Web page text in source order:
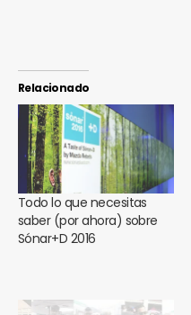
Relacionado
Todo lo que necesitas
saber (por ahora) sobre
Sónar+D 2016